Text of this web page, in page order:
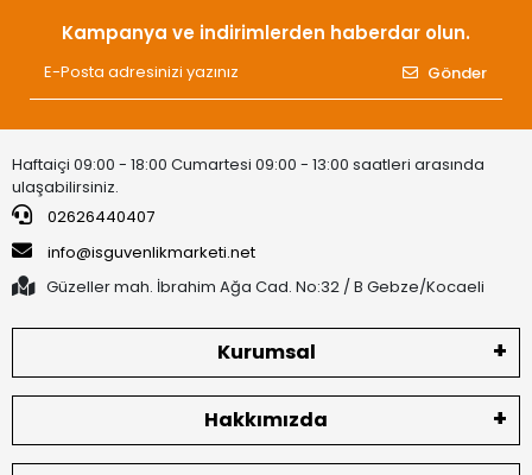
Kampanya ve indirimlerden haberdar olun.
Gönder
Haftaiçi 09:00 - 18:00 Cumartesi 09:00 - 13:00 saatleri arasında
ulaşabilirsiniz.
02626440407
info@isguvenlikmarketi.net
Güzeller mah. İbrahim Ağa Cad. No:32 / B Gebze/Kocaeli
Kurumsal
Hakkımızda